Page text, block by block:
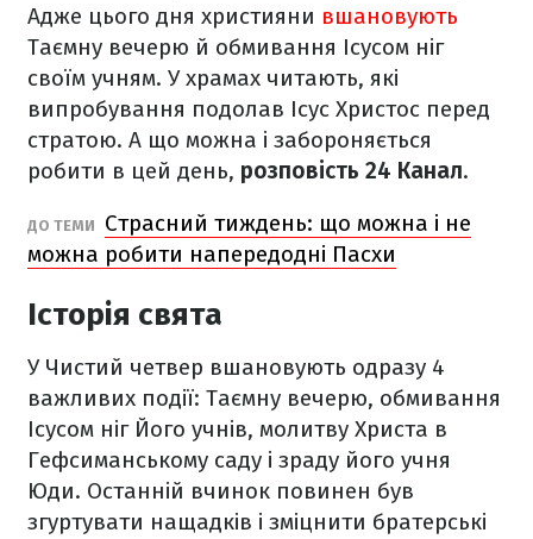
Адже цього дня християни вшановують
Таємну вечерю й обмивання Ісусом ніг
своїм учням. У храмах читають, які
випробування подолав Ісус Христос перед
стратою. А що можна і забороняється
робити в цей день, розповість 24 Канал.
ДО ТЕМИ
Страсний тиждень: що можна і не
можна робити напередодні Пасхи
Історія свята
У Чистий четвер вшановують одразу 4
важливих події: Таємну вечерю, обмивання
Ісусом ніг Його учнів, молитву Христа в
Гефсиманському саду і зраду його учня
Юди. Останній вчинок повинен був
згуртувати нащадків і зміцнити братерські